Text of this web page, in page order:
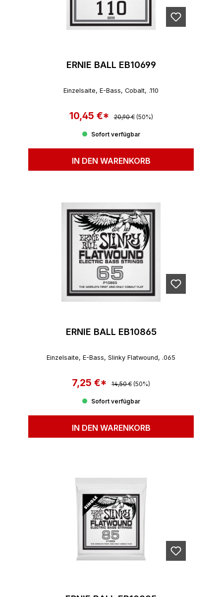
ERNIE BALL EB10699
Einzelsaite, E-Bass, Cobalt, .110
Verkaufspreis:
10,45 €* Regulärer Preis:
20,90 € (50%)
Sofort verfügbar
IN DEN WARENKORB
ERNIE BALL EB10865
Einzelsaite, E-Bass, Slinky Flatwound, .065
Verkaufspreis:
7,25 €* Regulärer Preis:
14,50 € (50%)
Sofort verfügbar
IN DEN WARENKORB